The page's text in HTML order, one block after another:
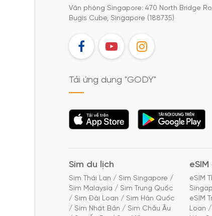
Văn phòng Singapore: 470 North Bridge
Bugis Cube, Singapore (188735)
FB YT IG
Tải ứng dụng "GODY"
Tải ứng dụng Tải ứng dụng
Sim du lịch
Sim Thái Lan / Sim Singapore /
Sim Malaysia / Sim Trung Quốc
/ Sim Đài Loan / Sim Hàn Quốc
/ Sim Nhật Bản / Sim Châu Âu
eSIM
eSIM
Loan /